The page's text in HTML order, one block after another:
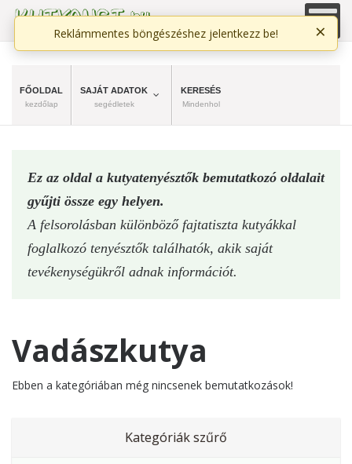
FŐOLDAL
kezdőlap
SAJÁT ADATOK
segédletek
KERESÉS
Mindenhol
Ez az oldal a kutyatenyésztők bemutatkozó oldalait
gyűjti össze egy helyen.
A felsorolásban különböző fajtatiszta kutyákkal
foglalkozó tenyésztők találhatók, akik saját
tevékenységükről adnak információt.
Vadászkutya
Ebben a kategóriában még nincsenek bemutatkozások!
Kategóriák szűrő
Reklámmentes böngészéshez jelentkezz be! ×